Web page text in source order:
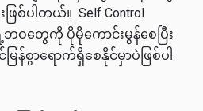
စ်ပါတယ်။ Self Control
ဘဝတွေကို ပိုမိုကောင်းမွန်စေပြီး
စွာရောက်ရှိစေနိုင်မှာပဲဖြစ်ပါ